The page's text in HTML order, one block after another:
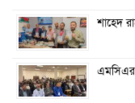
শাহেদ
এমসিএর